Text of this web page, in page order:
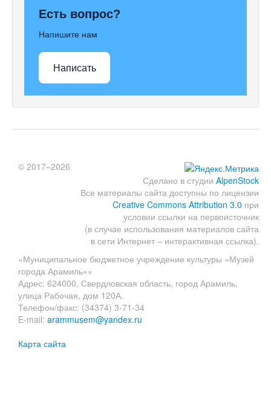
Есть вопрос?
Напишите нам
Написать
Сделано в студии AlpenStock
Все материалы сайта доступны по лицензии
Creative Commons Attribution 3.0 при
условии ссылки на первоисточник
(в случае использования материалов сайта
в сети Интернет – интерактивная ссылка).
© 2017–2026
«Муниципальное бюджетное учреждение культуры «Музей
города Арамиль»»
Адрес: 624000, Свердловская область, город Арамиль,
улица Рабочая, дом 120А.
Телефон/факс: (34374) 3-71-34
E-mail: arammusem@yandex.ru
Карта сайта